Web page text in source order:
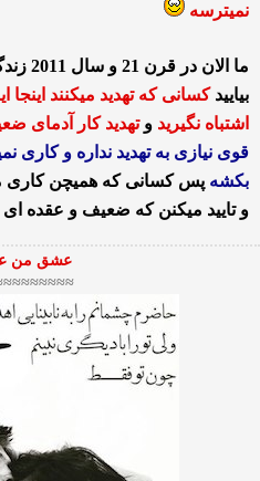
نمیترسه
ما
بیاییدكسانی كه تهدید میكنند
اشتباه نگیرید وتهدید كار آدمای
قوی نیازی به تهدید نداره و
بكشه پس كسانی كه همیچن
و تایید میكنن كه ضعیف و عقده ای
عشق من